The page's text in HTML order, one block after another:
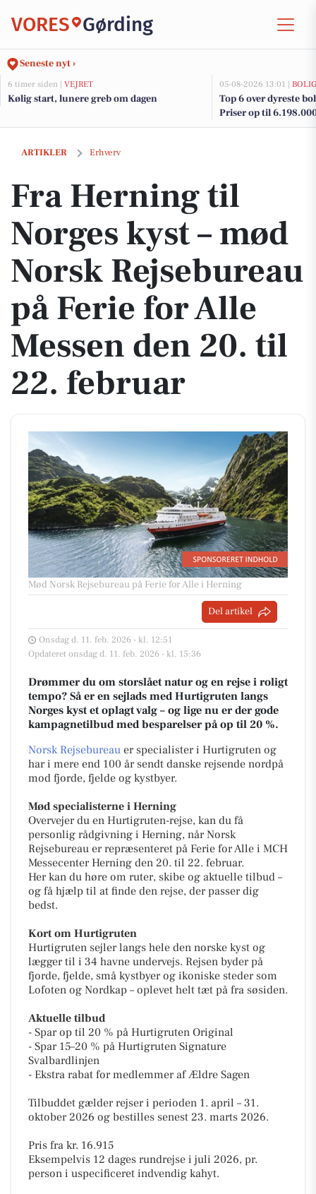
VORES Gørding
Seneste nyt ›
6 timer siden | VEJRET
Kølig start, lunere greb om dagen
05-08-2026 13:01 |
Top 6 over dyreste
Priser op til
ARTIKLER Erhverv
Fra Herning til Norges kyst – mød Norsk Rejsebureau på Ferie for
Fra Herning til
Norges kyst – mød
Norsk Rejsebureau
på Ferie for Alle
Messen den 20. til
22. februar
Mød Norsk Rejsebureau på Ferie for Alle i Herning
Del artikel
Onsdag d. 11. feb. 2026 - kl. 12:51
Opdateret onsdag d. 11. feb. 2026 - kl. 15:36
Drømmer du om storslået natur og en rejse i roligt
tempo? Så er en sejlads med Hurtigruten langs
Norges kyst et oplagt valg – og lige nu er der gode
kampagnetilbud med besparelser på op til 20 %.
Norsk Rejsebureau er specialister i Hurtigruten og
har i mere end 100 år sendt danske rejsende nordpå
mod fjorde, fjelde og kystbyer.
Mød specialisterne i Herning
Overvejer du en Hurtigruten-rejse, kan du få
personlig rådgivning i Herning, når Norsk
Rejsebureau er repræsenteret på Ferie for Alle i MCH
Messecenter Herning den 20. til 22. februar.
Her kan du høre om ruter, skibe og aktuelle tilbud –
og få hjælp til at finde den rejse, der passer dig
bedst.
Kort om Hurtigruten
Hurtigruten sejler langs hele den norske kyst og
lægger til i 34 havne undervejs. Rejsen byder på
fjorde, fjelde, små kystbyer og ikoniske steder som
Lofoten og Nordkap – oplevet helt tæt på fra søsiden.
Aktuelle tilbud
- Spar op til 20 % på Hurtigruten Original
- Spar 15–20 % på Hurtigruten Signature
Svalbardlinjen
- Ekstra rabat for medlemmer af Ældre Sagen
Tilbuddet gælder rejser i perioden 1. april – 31.
oktober 2026 og bestilles senest 23. marts 2026.
Pris fra kr. 16.915
Eksempelvis 12 dages rundrejse i juli 2026, pr.
person i uspecificeret indvendig kahyt.